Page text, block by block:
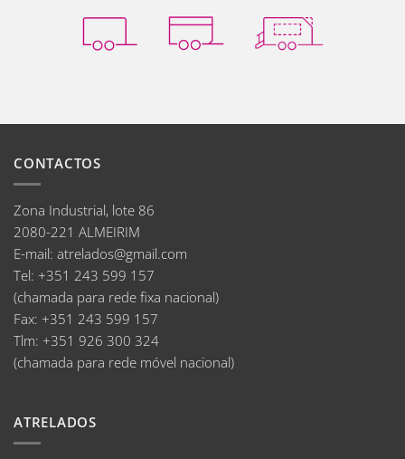
CONTACTOS
Zona Industrial, lote 86
2080-221 ALMEIRIM
E-mail: atrelados@gmail.com
Tel: +351 243 599 157
(chamada para rede fixa nacional)
Fax: +351 243 599 157
Tlm: +351 926 300 324
(chamada para rede móvel nacional)
ATRELADOS